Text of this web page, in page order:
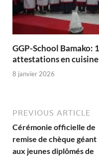
GGP-School Bamako:
attestations en
8 janvier 2026
PREVIOUS ARTICLE
Cérémonie officielle de
remise de chèque géant
aux jeunes diplômés de